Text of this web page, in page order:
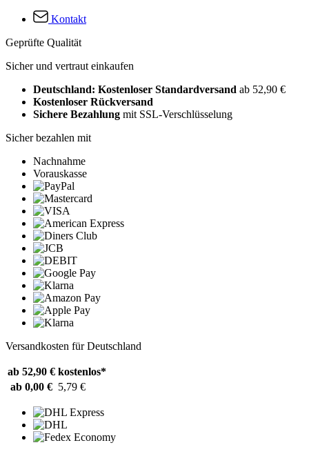
Kontakt
Geprüfte Qualität
Sicher und vertraut einkaufen
Deutschland: Kostenloser Standardversand ab 52,90 €
Kostenloser Rückversand
Sichere Bezahlung mit SSL-Verschlüsselung
Sicher bezahlen mit
Nachnahme
Vorauskasse
Versandkosten für Deutschland
ab 52,90 € kostenlos*
ab 0,00 € 5,79 €